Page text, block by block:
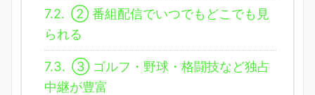
7.2. ② 番組配信でいつでもどこでも見
られる
7.3. ③ ゴルフ・野球・格闘技など独占
中継が豊富